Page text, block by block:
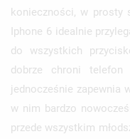
konieczności, w prosty
Iphone 6 idealnie
do wszystkich
dobrze chroni telefon
jednocześnie zapewnia
w nim bardzo
przede wszystkim